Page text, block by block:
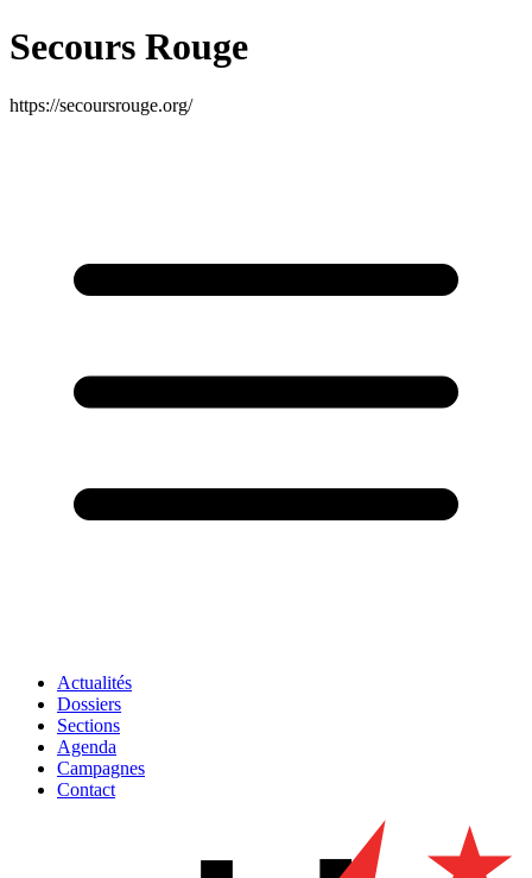
Secours Rouge
https://secoursrouge.org/
Actualités
Dossiers
Sections
Agenda
Campagnes
Contact